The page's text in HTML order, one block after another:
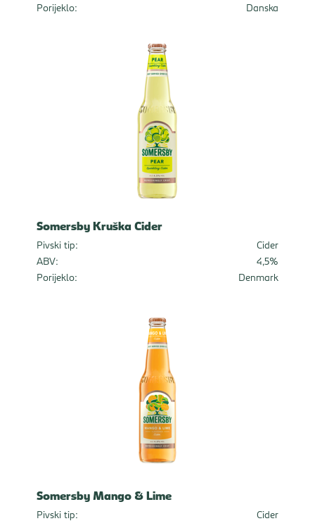
Porijeklo:
Danska
Somersby Kruška Cider
Pivski tip:
Cider
ABV:
4,5%
Porijeklo:
Denmark
Somersby Mango & Lime
Pivski tip:
Cider